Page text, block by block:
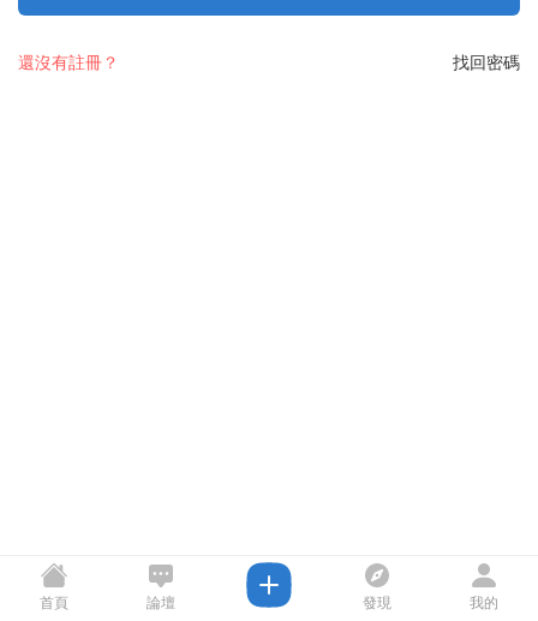
找回密碼
還沒有註冊？
首頁 論壇 發現 我的